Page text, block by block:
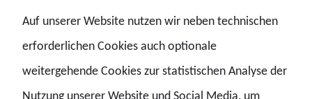
über 150 demonstrierenden Polizeibeschäftigten am
Konferenzort sichtbar vertreten. Laut forderten sie
zusätzlich auch die Finanzminister und Parlamente auf,
mehr Geld und Personal in die Sicherheitsbehörden zu
Auf unserer Website nutzen wir neben technischen
erforderlichen Cookies auch optionale
weitergehende Cookies zur statistischen Analyse der
Nutzung unserer Website und Social Media, um